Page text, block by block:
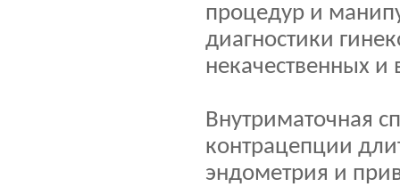
процедур и
диагностики
некачественных
Внутриматочная
контрацепции
эндометрия и